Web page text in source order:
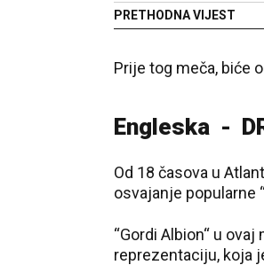
PRETHODNA VIJEST
Prije tog meča, biće
Engleska -
Od 18 časova u
osvajanje popularne
“Gordi Albion“ u
reprezentaciju, koja